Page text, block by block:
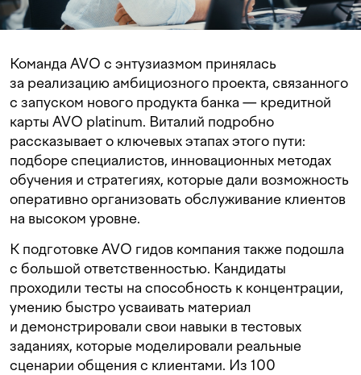
Команда AVO с энтузиазмом принялась
за реализацию амбициозного проекта, связанного
с запуском нового продукта банка — кредитной
карты AVO platinum. Виталий подробно
рассказывает о ключевых этапах этого пути:
подборе специалистов, инновационных методах
обучения и стратегиях, которые дали возможность
оперативно организовать обслуживание клиентов
на высоком уровне.
К подготовке AVO гидов компания также подошла
с большой ответственностью. Кандидаты
проходили тесты на способность к концентрации,
умению быстро усваивать материал
и демонстрировали свои навыки в тестовых
заданиях, которые моделировали реальные
сценарии общения с клиентами. Из 100